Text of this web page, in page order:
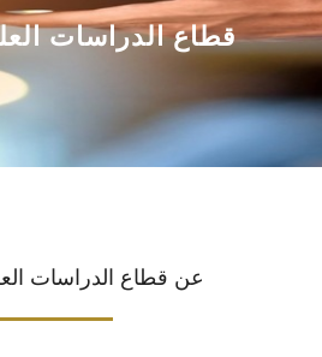
قطاع الدراسات
عن قطاع الدراسات